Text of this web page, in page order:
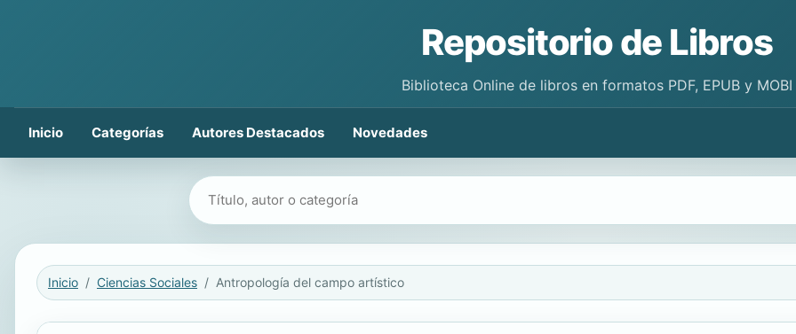
Repositorio de Libros
Biblioteca Online de libros en formatos PDF, EPUB y MOBI
Inicio Categorías Autores Destacados Novedades
Buscar libros
Inicio Ciencias Sociales Antropología del campo artístico